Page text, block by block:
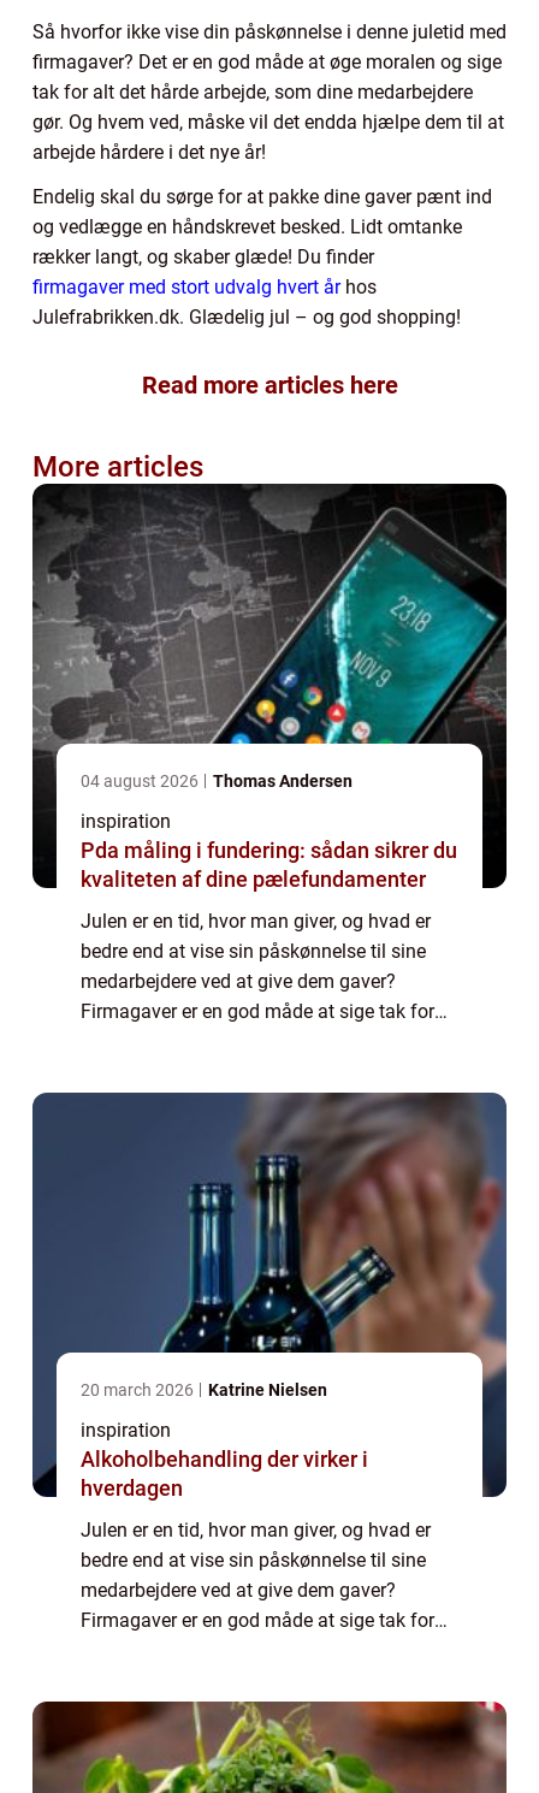
Så hvorfor ikke vise din påskønnelse i denne juletid med
firmagaver? Det er en god måde at øge moralen og sige
tak for alt det hårde arbejde, som dine medarbejdere
gør. Og hvem ved, måske vil det endda hjælpe dem til at
arbejde hårdere i det nye år!
Endelig skal du sørge for at pakke dine gaver pænt ind
og vedlægge en håndskrevet besked. Lidt omtanke
rækker langt, og skaber glæde! Du finder
firmagaver med stort udvalg hvert århos
Julefrabrikken.dk. Glædelig jul – og god shopping!
Read more articles here
More articles
04 august 2026 Thomas Andersen
inspiration
Pda måling i fundering: sådan sikrer du
kvaliteten af dine pælefundamenter
Julen er en tid, hvor man giver, og hvad er
bedre end at vise sin påskønnelse til sine
medarbejdere ved at give dem gaver?
Firmagaver er en god måde at sige tak for
20 march 2026 Katrine Nielsen
inspiration
Alkoholbehandling der virker i
hverdagen
Julen er en tid, hvor man giver, og hvad er
bedre end at vise sin påskønnelse til sine
medarbejdere ved at give dem gaver?
Firmagaver er en god måde at sige tak for